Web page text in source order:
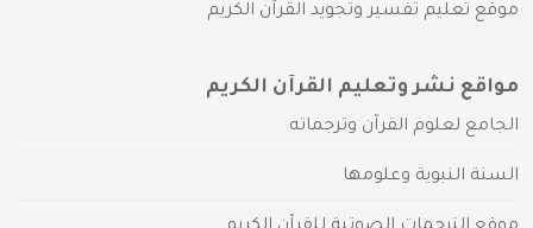
موقع تعليم تفسير وتجويد القرآن الكريم
مواقع نشر وتعليم القرآن الكريم
الجامع لعلوم القرآن وترجماته
السنة النبوية وعلومها